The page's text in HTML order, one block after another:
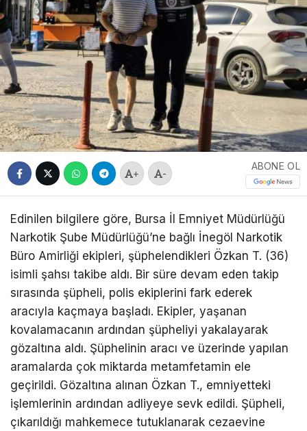
+ -
ABONE OL
Edinilen bilgilere göre, Bursa İl Emniyet Müdürlüğü
Narkotik Şube Müdürlüğü’ne bağlı İnegöl Narkotik
Büro Amirliği ekipleri, şüphelendikleri Özkan T. (36)
isimli şahsı takibe aldı. Bir süre devam eden takip
sırasında şüpheli, polis ekiplerini fark ederek
aracıyla kaçmaya başladı. Ekipler, yaşanan
kovalamacanın ardından şüpheliyi yakalayarak
gözaltına aldı. Şüphelinin aracı ve üzerinde yapılan
aramalarda çok miktarda metamfetamin ele
geçirildi. Gözaltına alınan Özkan T., emniyetteki
işlemlerinin ardından adliyeye sevk edildi. Şüpheli,
çıkarıldığı mahkemece tutuklanarak cezaevine